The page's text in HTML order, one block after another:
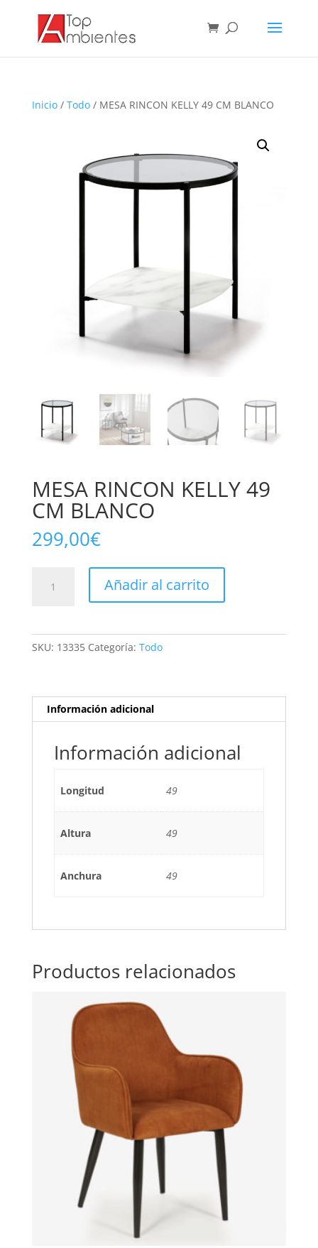
Inicio/ Todo/ MESA RINCON KELLY 49 CM BLANCO
MESA RINCON KELLY 49
CM BLANCO
299,00€
RINCON
Añadir al carrito
SKU: 13335 Categoría: Todo
Información adicional
Información adicional
Longitud 49
Altura 49
Anchura 49
Productos relacionados